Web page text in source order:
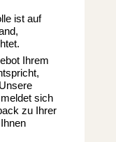
ist auf
Ihrem
meldet sich
zu Ihrer